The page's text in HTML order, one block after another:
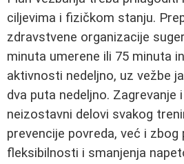
ciljevima i fizičkom stanju.
zdravstvene organizacije
minuta umerene ili 75 minuta
aktivnosti nedeljno, uz vežbe
dva puta nedeljno. Zagrevanje
neizostavni delovi svakog
prevencije povreda, već i zbog
fleksibilnosti i smanjenja